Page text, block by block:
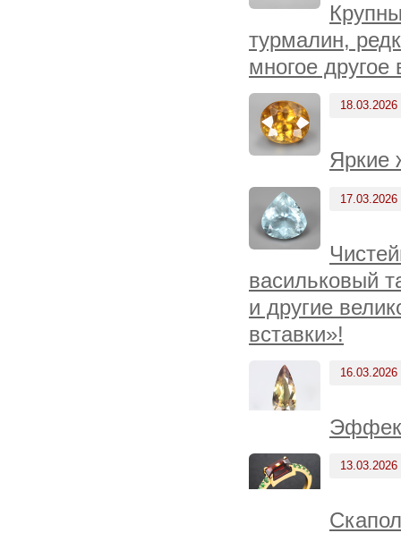
турмалин,
многое
18.03.2026
Яркие
17.03.2026
васильковый
и другие
вставки»!
16.03.2026
13.03.2026